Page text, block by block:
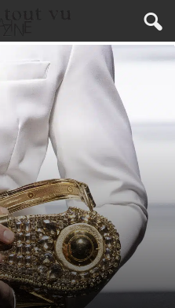
FASHION WEEKS HAUTE COUTURE